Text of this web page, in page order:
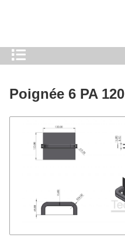
Poignée 6 PA 120